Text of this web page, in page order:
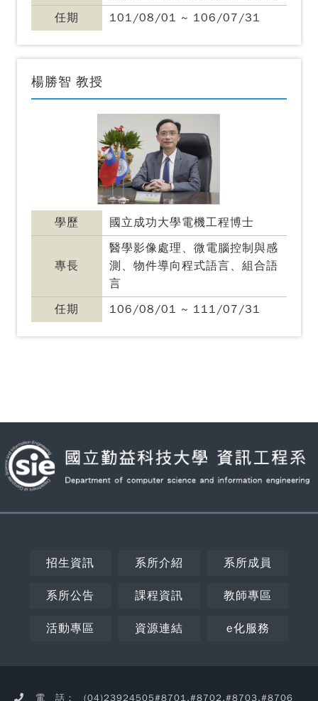
任期
101/08/01 ~ 106/07/31
楊勝智 教授
學歷 國立成功大學電機工程博士
專長
醫學影像處理、微電腦控制與感
測、物件導向程式語言、組合語
言
任期
106/08/01 ~ 111/07/31
招生資訊 系所介紹 系所成員
系所公告 課程資訊 教師專區
活動專區 資源連結 e化服務
電 話： (04)23924505#8701,#8702,#8703,#8706